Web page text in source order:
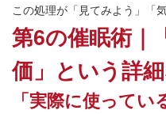
この処理が「見てみよう」「
第6の催眠術｜
価」という詳
「実際に使って